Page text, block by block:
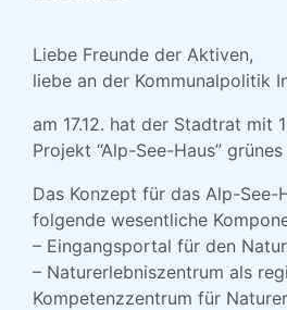
Liebe Freunde der Aktiven,
liebe an der Kommunalpolitik
am 17.12. hat der Stadtrat mit
Projekt “Alp-See-Haus”
Das Konzept für das Alp-See-
folgende wesentliche
– Eingangsportal für den
– Naturerlebniszentrum als
Kompetenzzentrum für